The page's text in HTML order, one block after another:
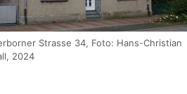
Strasse 34, Foto: Hans-Christian
2024